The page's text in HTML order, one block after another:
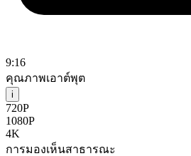
9:16
คุณภาพเอาต์พุต
i
720P
1080P
4K
การมองเห็นสาธารณะ